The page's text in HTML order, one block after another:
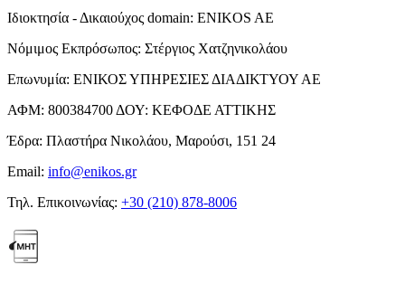
Ιδιοκτησία - Δικαιούχος domain: ENIKOS AE
Νόμιμος Εκπρόσωπος: Στέργιος Χατζηνικολάου
Επωνυμία: ΕΝΙΚΟΣ ΥΠΗΡΕΣΙΕΣ ΔΙΑΔΙΚΤΥΟΥ ΑΕ
ΑΦΜ: 800384700 ΔΟΥ: ΚΕΦΟΔΕ ΑΤΤΙΚΗΣ
Έδρα: Πλαστήρα Νικολάου, Μαρούσι, 151 24
Email: info@enikos.gr
Τηλ. Επικοινωνίας: +30 (210) 878-8006